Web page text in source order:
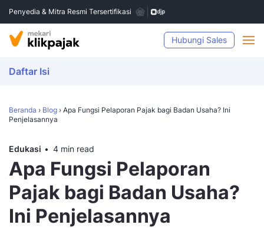
Penyedia & Mitra Resmi Tersertifikasi
Hubungi Sales
Daftar Isi
Beranda › Blog › Apa Fungsi Pelaporan Pajak bagi Badan Usaha? Ini
Penjelasannya
Edukasi 4 min read
Apa Fungsi Pelaporan
Pajak bagi Badan Usaha?
Ini Penjelasannya